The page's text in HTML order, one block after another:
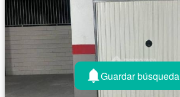
Guardar búsqueda